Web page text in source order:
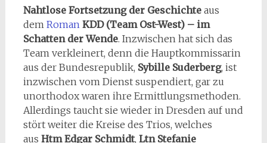
Nahtlose Fortsetzung der Geschichteaus
dem Roman KDD (Team Ost-West) – im
Schatten der Wende. Inzwischen hat sich das
Team verkleinert, denn die Hauptkommissarin
aus der Bundesrepublik, Sybille Suderberg, ist
inzwischen vom Dienst suspendiert, gar zu
unorthodox waren ihre Ermittlungsmethoden.
Allerdings taucht sie wieder in Dresden auf und
stört weiter die Kreise des Trios, welches
aus Htm Edgar Schmidt, Ltn Stefanie